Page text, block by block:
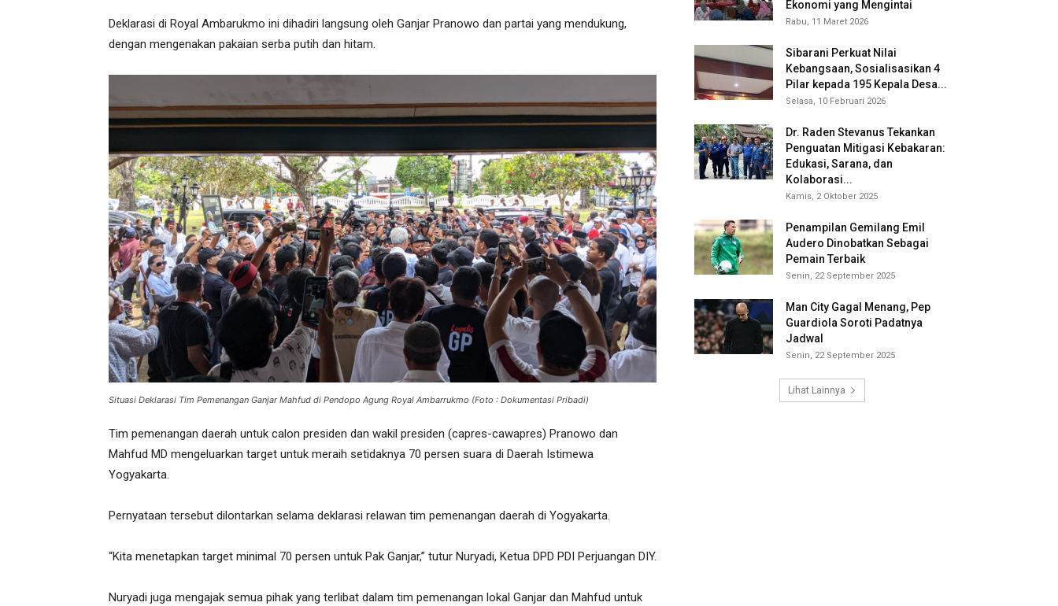
Deklarasi di Royal Ambarukmo ini dihadiri langsung oleh Ganjar Pranowo dan partai yang mendukung,
dengan mengenakan pakaian serba putih dan hitam.
Situasi Deklarasi Tim Pemenangan Ganjar Mahfud di Pendopo Agung Royal Ambarrukmo (Foto : Dokumentasi Pribadi)
Tim pemenangan daerah untuk calon presiden dan wakil presiden (capres-cawapres) Pranowo dan
Mahfud MD mengeluarkan target untuk meraih setidaknya 70 persen suara di Daerah Istimewa
Yogyakarta.
Pernyataan tersebut dilontarkan selama deklarasi relawan tim pemenangan daerah di Yogyakarta.
“Kita menetapkan target minimal 70 persen untuk Pak Ganjar,” tutur Nuryadi, Ketua DPD PDI Perjuangan DIY.
Nuryadi juga mengajak semua pihak yang terlibat dalam tim pemenangan lokal Ganjar dan Mahfud untuk
Ekonomi yang Mengintai
Rabu, 11 Maret 2026
Sibarani Perkuat Nilai
Kebangsaan, Sosialisasikan 4
Pilar kepada 195 Kepala Desa...
Selasa, 10 Februari 2026
Dr. Raden Stevanus Tekankan
Penguatan Mitigasi Kebakaran:
Edukasi, Sarana, dan
Kolaborasi...
Kamis, 2 Oktober 2025
Penampilan Gemilang Emil
Audero Dinobatkan Sebagai
Pemain Terbaik
Senin, 22 September 2025
Man City Gagal Menang, Pep
Guardiola Soroti Padatnya
Jadwal
Senin, 22 September 2025
Lihat Lainnya